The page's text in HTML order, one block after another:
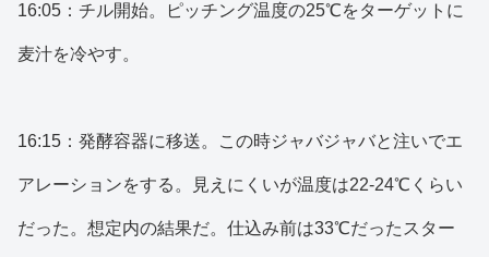
16:05：チル開始。ピッチング温度の25℃をターゲットに
麦汁を冷やす。
16:15：発酵容器に移送。この時ジャバジャバと注いでエ
アレーションをする。見えにくいが温度は22-24℃くらい
だった。想定内の結果だ。仕込み前は33℃だったスター